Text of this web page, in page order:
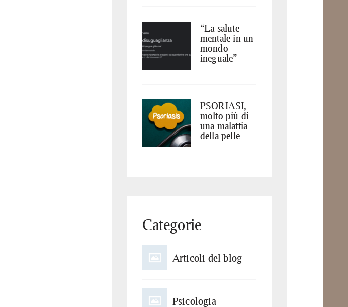
“La salute
mentale in un
mondo
ineguale”
PSORIASI,
molto più di
una malattia
della pelle
Categorie
Articoli del blog
Psicologia